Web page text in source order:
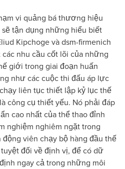
vi quảng bá thương hiệu
tận dụng những hiểu biết
Kipchoge và dsm-firmenich
các nhu cầu cốt lõi của những
giới trong giai đoạn huấn
như các cuộc thi đấu áp lực
liên tục thiết lập kỷ lục thế
công cụ thiết yếu. Nó phải đáp
cao nhất của thể thao đỉnh
nghiệm nghiêm ngặt trong
viên chạy bộ hàng đầu thế
đối về định vị, để có dữ
ngay cả trong những môi